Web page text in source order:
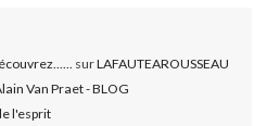
surLAFAUTEAROUSSEAU
Van Praet - BLOG
l'esprit